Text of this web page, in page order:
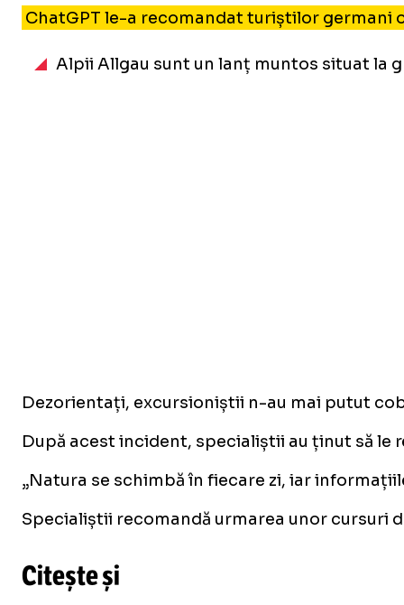
ChatGPT le-a recomandat turiștilor germani
Alpii Allgau sunt un lanț muntos situat la
Dezorientați, excursioniștii n-au mai putut
După acest incident, specialiștii au ținut să
„Natura se schimbă în fiecare zi, iar
Specialiștii recomandă urmarea unor cursuri
Citește și